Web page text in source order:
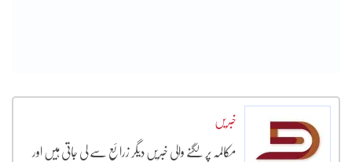
خبریں
مکالمہ پر لگنے والی خبریں دیگر زرائع سے لی جاتی ہیں اور